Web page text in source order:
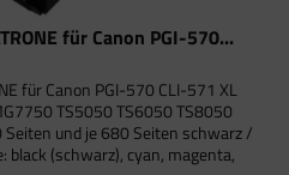
für Canon PGI-570...
für Canon PGI-570 CLI-571 XL
TS5050 TS6050 TS8050
und je 680 Seiten schwarz /
black (schwarz), cyan, magenta,